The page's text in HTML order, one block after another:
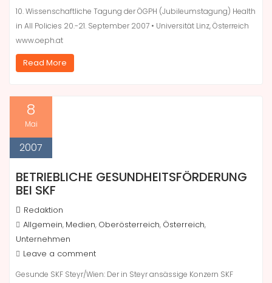
10. Wissenschaftliche Tagung der ÖGPH (Jubileumstagung) Health
in All Policies 20.-21. September 2007 • Universität Linz, Österreich
www.oeph.at
Read More
8
Mai
2007
BETRIEBLICHE GESUNDHEITSFÖRDERUNG
BEI SKF
Redaktion
Allgemein, Medien, Oberösterreich, Österreich,
Unternehmen
Leave a comment
Gesunde SKF Steyr/Wien: Der in Steyr ansässige Konzern SKF